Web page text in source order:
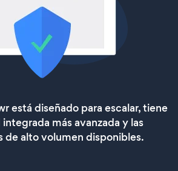
está diseñado para escalar, tiene
más avanzada y las
de alto volumen disponibles.